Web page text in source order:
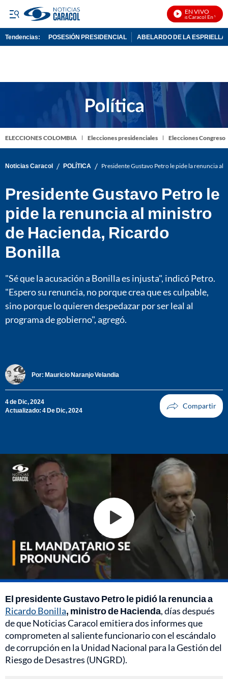
EN VIVO
Noticias Caracol En Vivo
Tendencias: POSESIÓN PRESIDENCIAL ABELARDO DE LA ESPRIELLA
ELECCIONES COLOMBIA Elecciones presidenciales Elecciones Congreso
Noticias Caracol / POLÍTICA / Presidente Gustavo Petro le pide la renuncia
Presidente Gustavo Petro le
pide la renuncia al ministro
de Hacienda, Ricardo
Bonilla
"Sé que la acusación a Bonilla es injusta", indicó Petro.
"Espero su renuncia, no porque crea que es culpable,
sino porque lo quieren despedazar por ser leal al
programa de gobierno", agregó.
Por: Mauricio Naranjo Velandia
4 de Dic, 2024
Actualizado: 4 De Dic, 2024
El presidente Gustavo Petro le pidió la renuncia a
Ricardo Bonilla, ministro de Hacienda, días después
de que Noticias Caracol emitiera dos informes que
comprometen al saliente funcionario con el escándalo
de corrupción en la Unidad Nacional para la Gestión del
Riesgo de Desastres (UNGRD).